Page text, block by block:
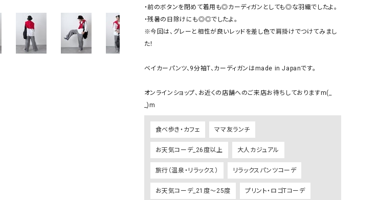
ツ）
CONVERSE ALL STAR（コンバースオー
EVOL（イーボル）
Emma Taylor（エマテイラー）
FLAVOR TEE（フレーバーティー）
・前のボタンを閉めて着用も◎カーディガンとしても◎な羽織でしたよ。
・残暑の日除けにも◎◎でしたよ。
※今回は、グレーと相性が良いレッドを差し色で肩掛けでつけてみまし
た！
ベイカーパンツ、9分袖T、カーディガンはmade in Japanです。
オンラインショップ、お近くの店舗へのご来店お待ちしておりますm(_
食べ歩き・カフェ ママ友ランチ
お天気コーデ_26度以上 大人カジュアル
旅行（温泉・リラックス） リラックスパンツコーデ
お天気コーデ_21度～25度 プリント・ロゴTコーデ